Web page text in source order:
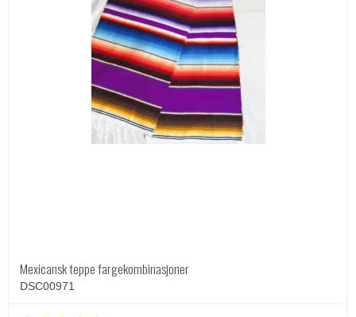
Mexicansk teppe fargekombinasjoner
DSC00971